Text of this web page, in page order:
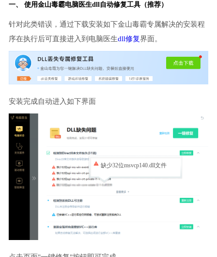
一、 使用金山毒霸电脑医生dll自动修复工具（推荐）
针对此类错误，通过下载安装如下金山毒霸专属解决的安装程
序在执行后可直接进入到电脑医生dll修复界面。
安装完成自动进入如下界面
缺少32位msvcp140.dll文件